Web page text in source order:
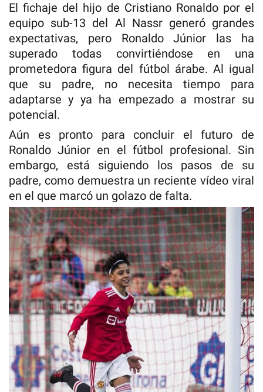
El fichaje del hijo de Cristiano Ronaldo por el
equipo sub-13 del Al Nassr generó grandes
expectativas, pero Ronaldo Júnior las ha
superado todas convirtiéndose en una
prometedora figura del fútbol árabe. Al igual
que su padre, no necesita tiempo para
adaptarse y ya ha empezado a mostrar su
potencial.
Aún es pronto para concluir el futuro de
Ronaldo Júnior en el fútbol profesional. Sin
embargo, está siguiendo los pasos de su
padre, como demuestra un reciente vídeo viral
en el que marcó un golazo de falta.